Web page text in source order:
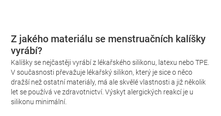
Z jakého materiálu se menstruačních kalíšky
vyrábí?
Kalíšky se nejčastěji vyrábí z lékařského silikonu, latexu nebo TPE.
V současnosti převažuje lékařský silikon, který je sice o něco
dražší než ostatní materiály, má ale skvělé vlastnosti a již několik
let se používá ve zdravotnictví. Výskyt alergických reakcí je u
silikonu minimální.